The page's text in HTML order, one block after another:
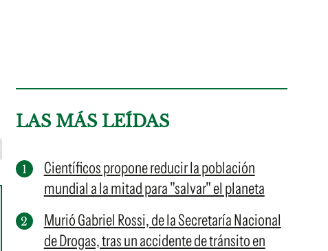
LAS MÁS LEÍDAS
Científicos propone reducir la población
mundial a la mitad para "salvar" el planeta
Murió Gabriel Rossi, de la Secretaría Nacional
de Drogas, tras un accidente de tránsito en